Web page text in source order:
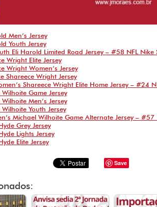
Men’s Jersey
Youth Jersey
Eli Harold Limited Road Jersey – #58 NFL
Wright Elite Jersey
Wright Women’s Jersey
Shareece Wright Jersey
Shareece Wright Elite Home Jersey – #24
Game Jersey
Men’s Jersey
Youth Jersey
Michael Wilhoite Game Alternate Jersey –
Grey Jersey
Lights Jersey
Elite Jersey
Save